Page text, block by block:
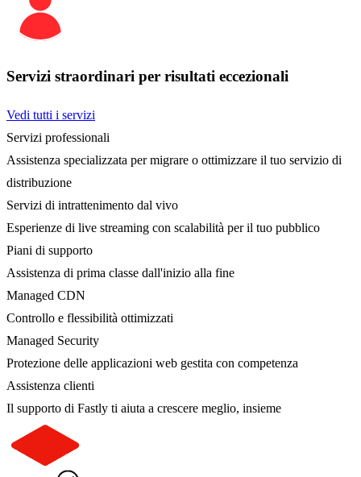
Servizi straordinari per risultati eccezionali
Vedi tutti i servizi
Servizi professionali
Assistenza specializzata per migrare o ottimizzare il tuo servizio di
distribuzione
Servizi di intrattenimento dal vivo
Esperienze di live streaming con scalabilità per il tuo pubblico
Piani di supporto
Assistenza di prima classe dall'inizio alla fine
Managed CDN
Controllo e flessibilità ottimizzati
Managed Security
Protezione delle applicazioni web gestita con competenza
Assistenza clienti
Il supporto di Fastly ti aiuta a crescere meglio, insieme